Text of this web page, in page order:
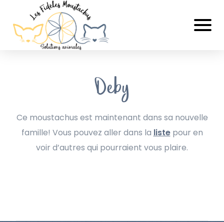
Deby
Ce moustachus est maintenant dans sa nouvelle
famille! Vous pouvez aller dans la listepour en
voir d’autres qui pourraient vous plaire.